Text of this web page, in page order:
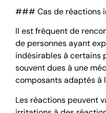
### Cas de réactions
Il est fréquent de
de personnes ayant
indésirables à certains
souvent dues à une
composants adaptés à
Les réactions peuvent